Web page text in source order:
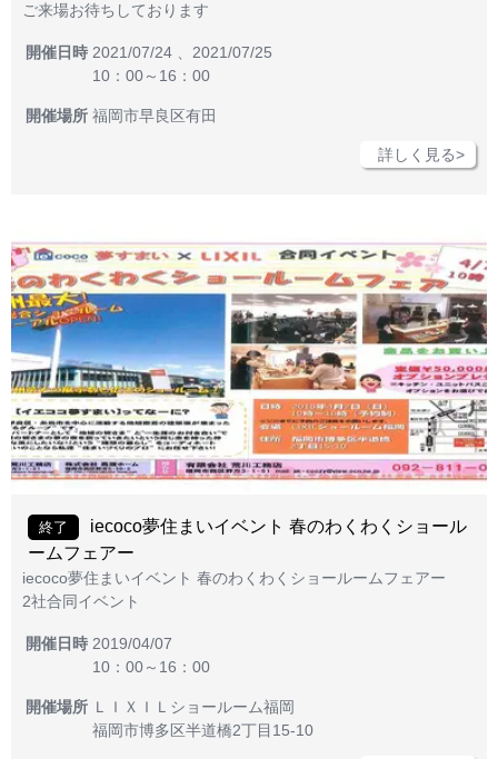
ご来場お待ちしております
開催日時 2021/07/24 、2021/07/25
10：00～16：00
開催場所 福岡市早良区有田
詳しく見る>
終了
iecoco夢住まいイベント 春のわくわくショール
ームフェアー
iecoco夢住まいイベント 春のわくわくショールームフェアー
2社合同イベント
開催日時 2019/04/07
10：00～16：00
開催場所 ＬＩＸＩＬショールーム福岡
福岡市博多区半道橋2丁目15-10